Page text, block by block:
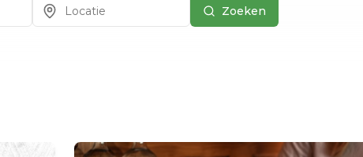
Zoeken